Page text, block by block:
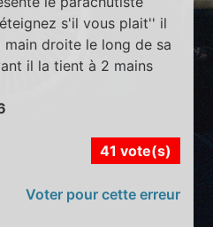
s'il vous plait'' il
droite le long de sa
il la tient à 2 mains
41 vote(s)
Voter pour cette erreur